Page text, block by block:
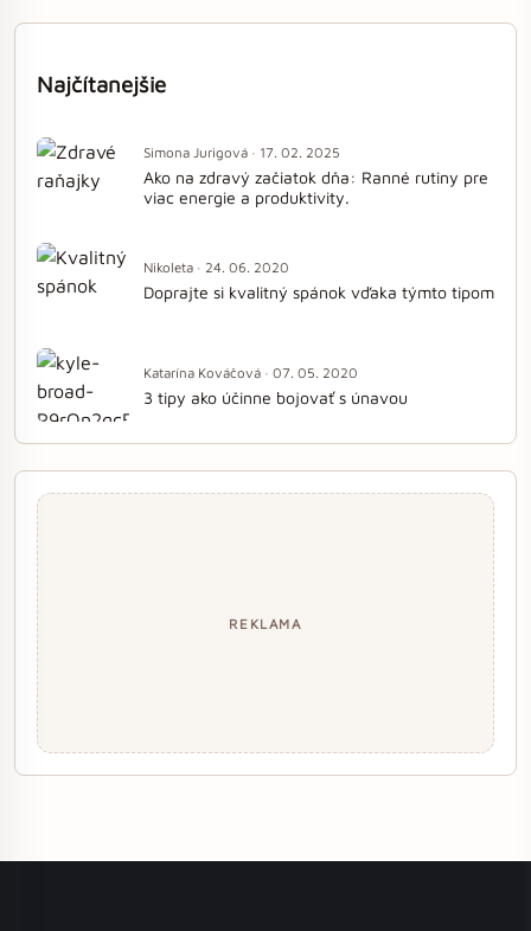
Najčítanejšie
Simona Jurigová · 17. 02. 2025
Ako na zdravý začiatok dňa: Ranné rutiny pre
viac energie a produktivity.
Nikoleta · 24. 06. 2020
Doprajte si kvalitný spánok vďaka týmto tipom
Katarína Kováčová · 07. 05. 2020
3 tipy ako účinne bojovať s únavou
REKLAMA